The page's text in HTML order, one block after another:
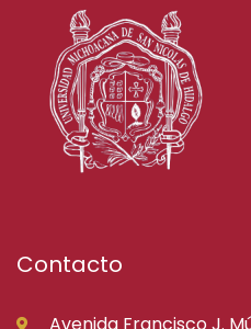
Contacto
Avenida Francisco J.